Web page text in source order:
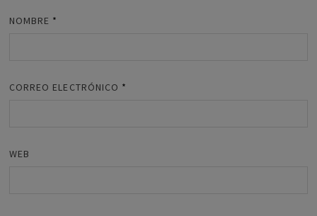
NOMBRE *
CORREO ELECTRÓNICO *
WEB